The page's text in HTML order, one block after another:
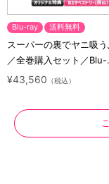
Blu-ray 送料無料
スーパーの裏でヤニ吸う
／全巻購入セット／Blu-
ray（アニまるっ！オリジ
¥43,560 （税込）